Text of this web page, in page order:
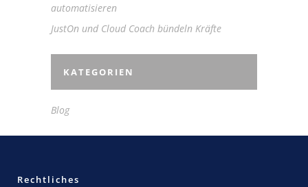
automatisieren
JustOn und Cloud Coach bündeln Kräfte
KATEGORIEN
Blog
Rechtliches